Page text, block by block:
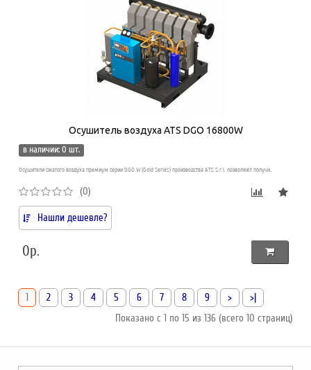
Осушитель воздуха ATS DGO 16800W
в наличии: 0 шт.
Осушители сжатого воздуха премиум серии DGO W (Gold Series) производства ATS S.r.l. позволяют получи..
(0)
Нашли дешевле?
0р.
1 2 3 4 5 6 7 8 9 >
>|
Показано с 1 по 15 из 136 (всего 10 страниц)